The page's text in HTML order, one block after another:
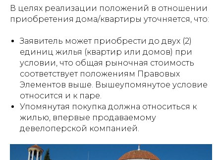
В целях реализации положений в отношении
приобретения дома/квартиры уточняется, что:
Заявитель может приобрести до двух (2)
единиц жилья (квартир или домов) при
условии, что общая рыночная стоимость
соответствует положениям Правовых
Элементов выше. Вышеупомянутое условие
относится и к паре.
Упомянутая покупка должна относиться к
жилью, впервые продаваемому
девелоперской компанией.